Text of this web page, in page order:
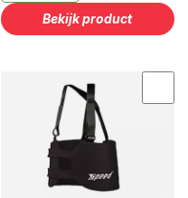
Bekijk product